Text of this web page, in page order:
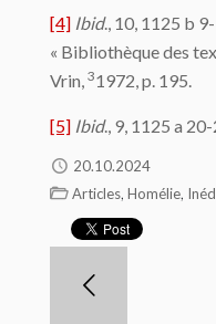
[4] Ibid., 10, 1125 b
« Bibliothèque des
Vrin, 31972, p. 195.
[5] Ibid., 9, 1125 a
20.10.2024
Articles, Homélie,